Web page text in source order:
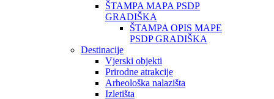
ŠTAMPA MAPA PSDP
GRADIŠKA
ŠTAMPA OPIS MAPE
PSDP GRADIŠKA
Destinacije
Vjerski objekti
Prirodne atrakcije
Arheološka nalazišta
Izletišta